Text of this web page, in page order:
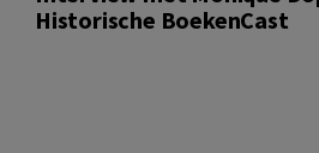
Historische BoekenCast